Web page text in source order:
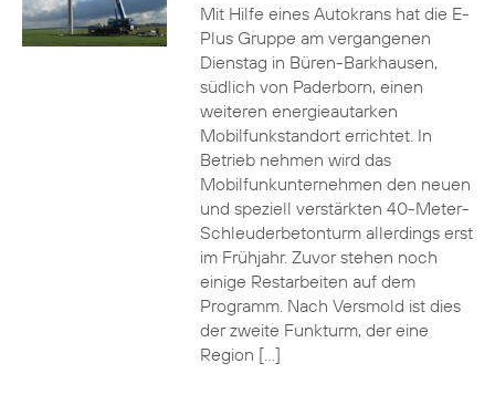
Mit Hilfe eines Autokrans hat die E-
Plus Gruppe am vergangenen
Dienstag in Büren-Barkhausen,
südlich von Paderborn, einen
weiteren energieautarken
Mobilfunkstandort errichtet. In
Betrieb nehmen wird das
Mobilfunkunternehmen den neuen
und speziell verstärkten 40-Meter-
Schleuderbetonturm allerdings erst
im Frühjahr. Zuvor stehen noch
einige Restarbeiten auf dem
Programm. Nach Versmold ist dies
der zweite Funkturm, der eine
Region […]